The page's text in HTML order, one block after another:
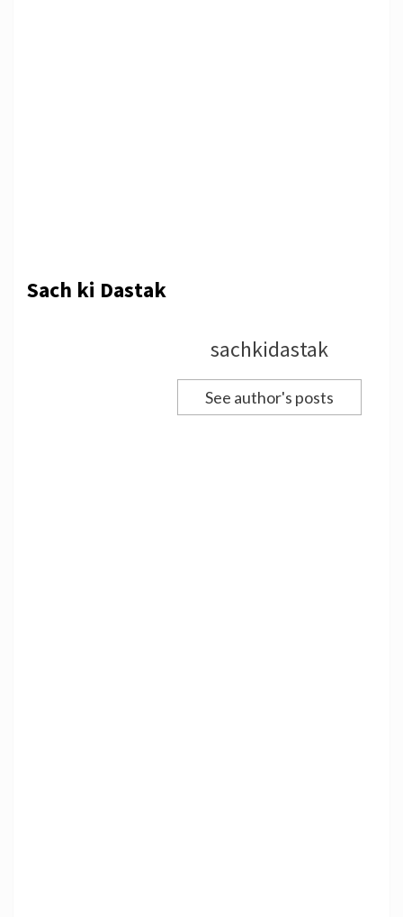
Sach ki Dastak
sachkidastak
See author's posts